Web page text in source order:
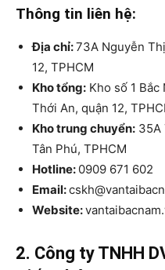
Thông tin liên hệ:
Địa chỉ:73A Nguyễn
12, TPHCM
Kho tổng: Kho số 1 Bắc
Thới An, quận 12,
Kho trung chuyển: 35A
Tân Phú, TPHCM
Hotline: 0909 671 602
Email:
Website:
2. Công ty TNHH